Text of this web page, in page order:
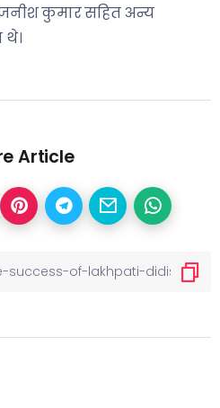
कुमार सहित अन्य
Article